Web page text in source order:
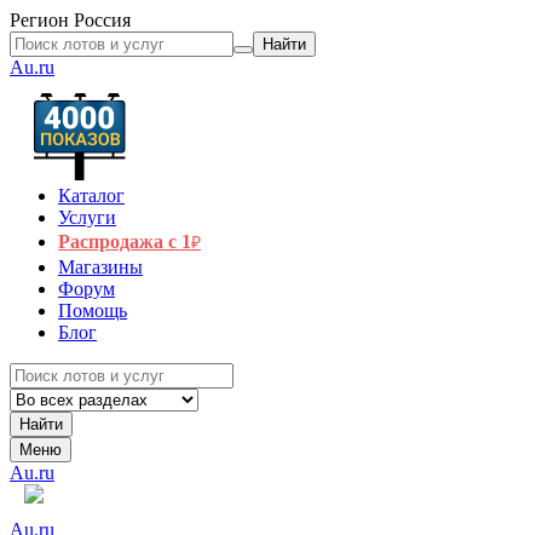
Регион Россия
Найти
Au.ru
Каталог
Услуги
Распродажа с 1₽
Магазины
Форум
Помощь
Блог
Найти
Меню
Au.ru
Au.ru